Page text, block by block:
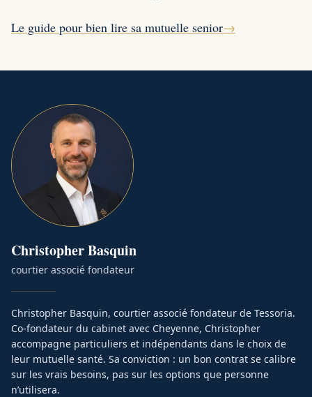
Le guide pour bien lire sa mutuelle senior→
ChristopherBasquin
courtier associé fondateur
Christopher Basquin, courtier associé fondateur de Tessoria.
Co-fondateur du cabinet avec Cheyenne, Christopher
accompagne particuliers et indépendants dans le choix de
leur mutuelle santé. Sa conviction : un bon contrat se calibre
sur les vrais besoins, pas sur les options que personne
n’utilisera.